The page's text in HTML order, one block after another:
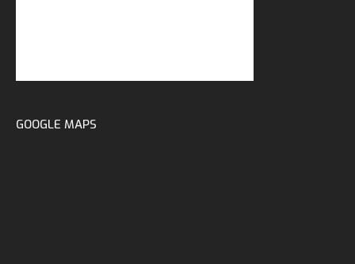
GOOGLE MAPS